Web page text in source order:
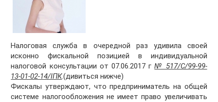
Налоговая служба в очередной раз удивила своей
исконно фискальной позицией в индивидуальной
налоговой консультации от 07.06.2017 г№ 517/С/99-99-
13-01-02-14/ІПК.(дивиться нижче)
Фискалы утверждают, что предприниматель на общей
системе налогообложения не имеет право увеличивать